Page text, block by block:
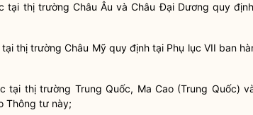
thị trường Châu Âu và Châu Đại Dương quy
thị trường Châu Mỹ quy định tại Phụ lục VII ban
tại thị trường Trung Quốc, Ma Cao (Trung Quốc)
Thông tư này;